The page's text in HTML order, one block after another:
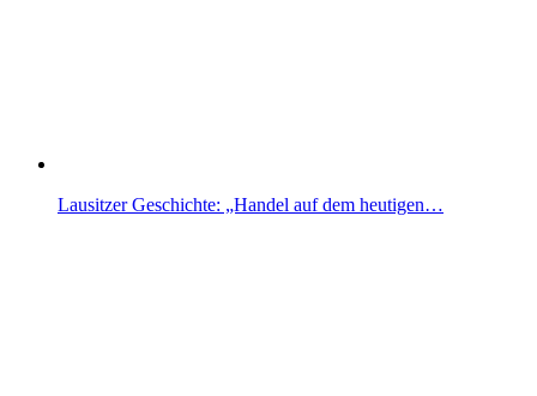
Lausitzer Geschichte: „Handel auf dem heutigen…